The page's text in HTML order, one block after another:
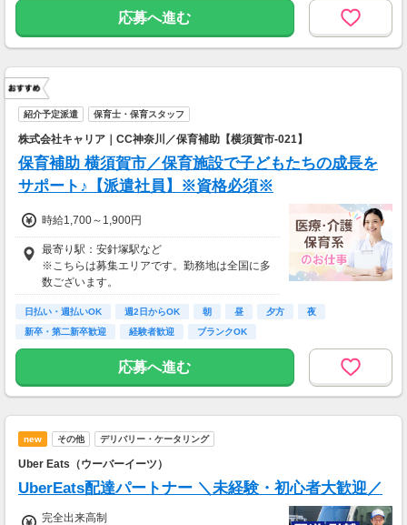
応募へ進む
紹介予定派遣 保育士・保育スタッフ
株式会社キャリア｜CC神奈川／保育補助【横須賀市-021】
保育補助 横須賀市／保育施設で子どもたちの成長を
サポート♪【派遣社員】※資格必須※
時給1,700～1,900円
最寄り駅：安針塚駅など
※こちらは募集エリアです。勤務地は全国に多
数ございます。
日払い・週払いOK 週2日からOK 朝 昼 夕方
夜
新卒・第二新卒歓迎
経験者歓迎 ブランクOK
応募へ進む
new その他 デリバリー・ケータリング
Uber Eats（ウーバーイーツ）
UberEats配達パートナー ＼未経験・初心者大歓迎／
完全出来高制